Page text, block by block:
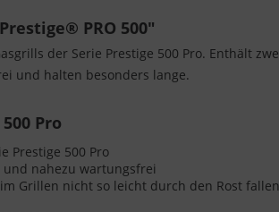
PRO 500"
der Serie Prestige 500 Pro. Enthält
und halten besonders lange.
Pro
Prestige 500 Pro
nahezu wartungsfrei
Grillen nicht so leicht durch den Rost fallen